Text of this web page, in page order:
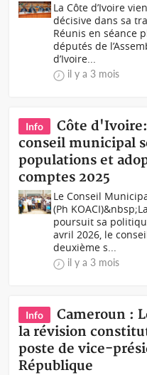
La Côte d’Ivoire
décisive dans sa
Réunis en séance
députés de
d’Ivoire...
il y a 3 mois
Info
Côte
conseil municipal
populations et
comptes 2025
Le Conseil
(Ph
poursuit sa
avril 2026, le
deuxième s...
il y a 3 mois
Info
Cameroun :
la révision
poste de vice-
République